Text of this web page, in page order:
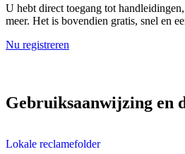
U hebt direct toegang tot
meer. Het is bovendien gratis, snel en
Nu registreren
Gebruiksaanwijzing en
Lokale reclamefolder